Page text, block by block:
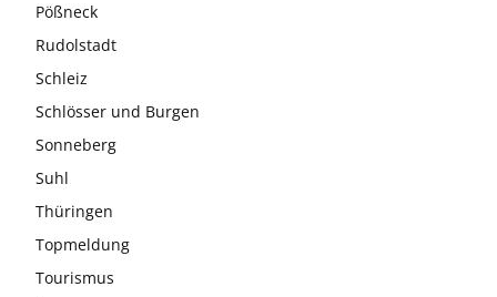
Pößneck
Rudolstadt
Schleiz
Schlösser und Burgen
Sonneberg
Suhl
Thüringen
Topmeldung
Tourismus